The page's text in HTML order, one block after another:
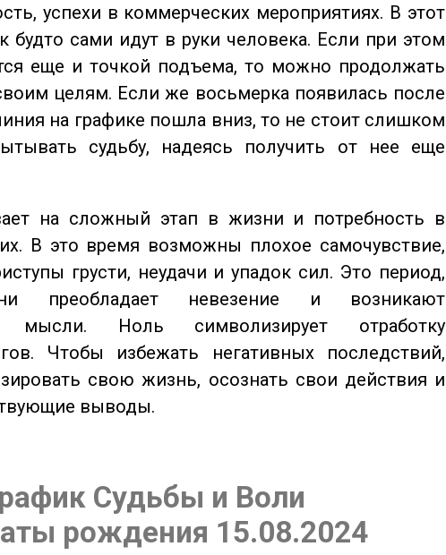
успехи в коммерческих мероприятиях. В этот
будто сами идут в руки человека. Если при этом
еще и точкой подъема, то можно продолжать
целям. Если же восьмерка появилась после
на графике пошла вниз, то не стоит слишком
судьбу, надеясь получить от нее еще
на сложный этап в жизни и потребность в
В это время возможны плохое самочувствие,
грусти, неудачи и упадок сил. Это период,
преобладает невезение и возникают
мысли. Ноль символизирует отработку
Чтобы избежать негативных последствий,
свою жизнь, осознать свои действия и
выводы.
Судьбы и Воли
рождения 15.08.2024